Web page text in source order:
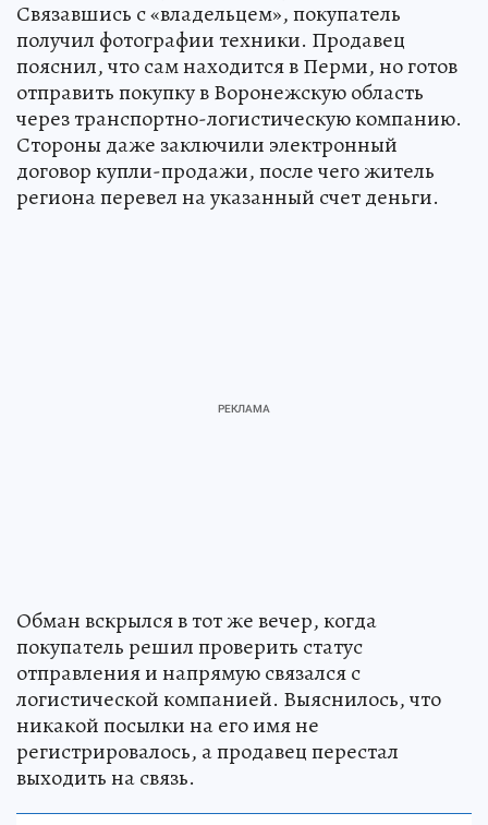
Связавшись с «владельцем», покупатель
получил фотографии техники. Продавец
пояснил, что сам находится в Перми, но готов
отправить покупку в Воронежскую область
через транспортно-логистическую компанию.
Стороны даже заключили электронный
договор купли-продажи, после чего житель
региона перевел на указанный счет деньги.
Обман вскрылся в тот же вечер, когда
покупатель решил проверить статус
отправления и напрямую связался с
логистической компанией. Выяснилось, что
никакой посылки на его имя не
регистрировалось, а продавец перестал
выходить на связь.